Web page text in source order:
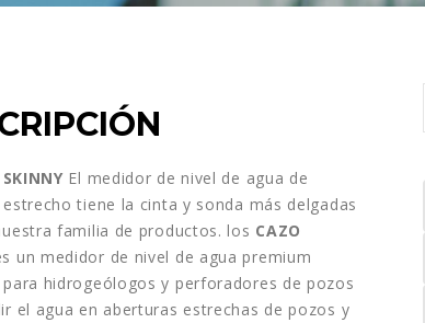
El medidor de nivel de agua de
tiene la cinta y sonda más delgadas
familia de productos. los CAZO
un medidor de nivel de agua premium
para hidrogeólogos y perforadores de pozos
el agua en aberturas estrechas de pozos y